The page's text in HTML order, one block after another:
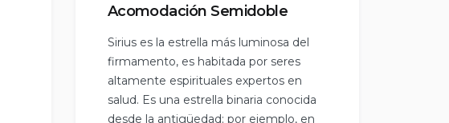
Acomodación Semidoble
Sirius es la estrella más luminosa del
firmamento, es habitada por seres
altamente espirituales expertos en
salud. Es una estrella binaria conocida
desde la antigüedad; por ejemplo, en